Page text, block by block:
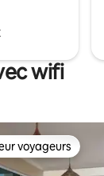
wifi
voyageurs
voyageurs